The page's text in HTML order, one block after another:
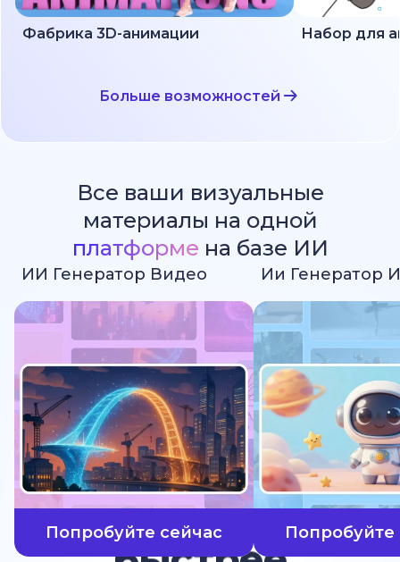
Фабрика 3D-анимации
Больше возможностей
Все ваши визуальные
материалы на одной
платформе на базе ИИ
ИИ Генератор Видео
Попробуйте сейчас Попробуйте